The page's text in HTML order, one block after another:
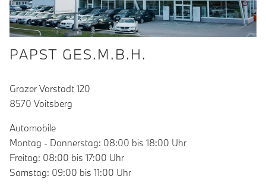
PAPST GES.M.B.H.
Grazer Vorstadt 120
8570 Voitsberg
Automobile
Montag - Donnerstag: 08:00 bis 18:00 Uhr
Freitag: 08:00 bis 17:00 Uhr
Samstag: 09:00 bis 11:00 Uhr